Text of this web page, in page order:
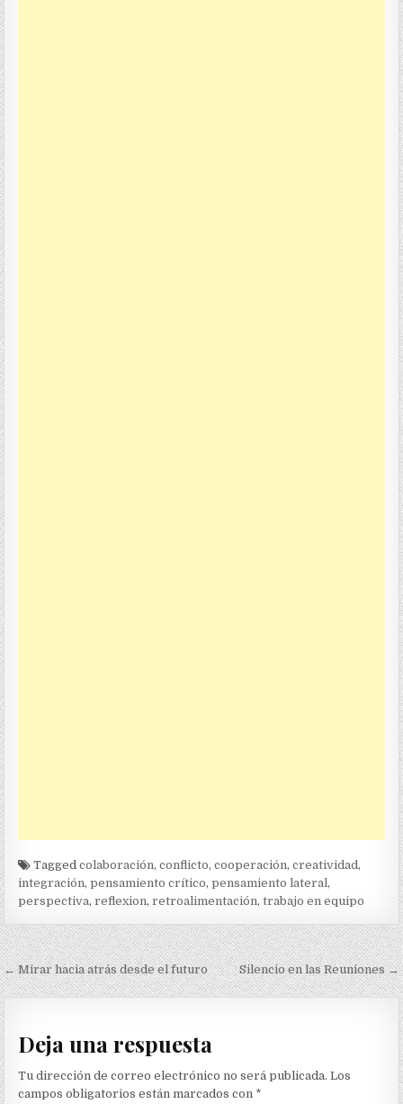
Taggedcolaboración,conflicto,cooperación,creatividad,
integración,pensamiento crítico,pensamiento lateral,
perspectiva,reflexion,retroalimentación,trabajo en equipo
Navegación
de
entradas
← Mirar hacia atrás desde el futuro Silencio en las Reuniones →
Deja una respuesta
Tu dirección de correo electrónico no será publicada. Los
campos obligatorios están marcados con *